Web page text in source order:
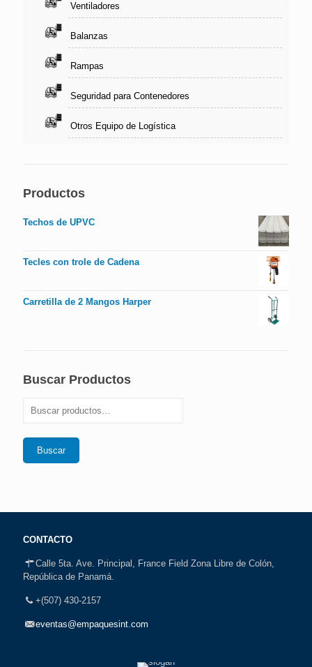
Ventiladores
Balanzas
Rampas
Seguridad para Contenedores
Otros Equipo de Logística
Productos
Techos de UPVC
Tecles con trole de Cadena
Carretilla de 2 Mangos Harper
Buscar Productos
Buscar
CONTACTO
Calle 5ta. Ave. Principal, France Field Zona Libre de Colón,
República de Panamá.
+(507) 430-2157
eventas@empaquesint.com